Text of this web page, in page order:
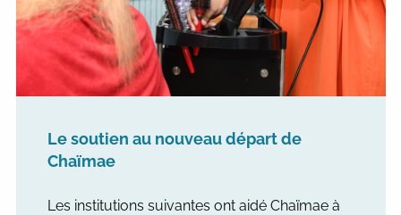
Le soutien au nouveau départ de
Chaïmae
Les institutions suivantes ont aidé Chaïmae à